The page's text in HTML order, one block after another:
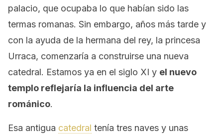
palacio, que ocupaba lo que habían sido las
termas romanas. Sin embargo, años más tarde y
con la ayuda de la hermana del rey, la princesa
Urraca, comenzaría a construirse una nueva
catedral. Estamos ya en el siglo XI y el nuevo
templo reflejaría la influencia del arte
románico.
Esa antigua catedral tenía tres naves y unas